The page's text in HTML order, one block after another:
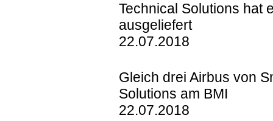
Technical Solutions hat
ausgeliefert
22.07.2018
Gleich drei Airbus von
Solutions am BMI
22.07.2018